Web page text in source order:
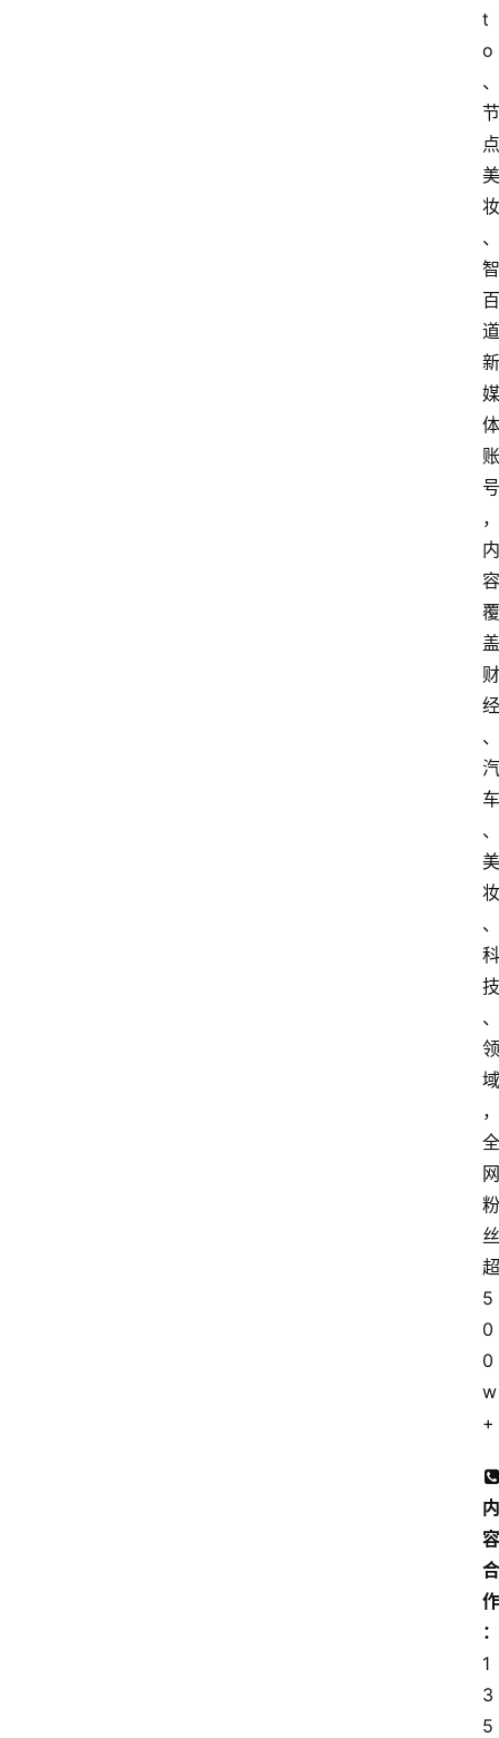
t
o
、
节
点
美
妆
、
智
百
道
新
媒
体
账
号
，
内
容
覆
盖
财
经
、
汽
⻋
、
美
妆
、
科
技
、
领
域
，
全
网
粉
丝
超
5
0
0
w
+
内
容
合
作
：
1
3
5